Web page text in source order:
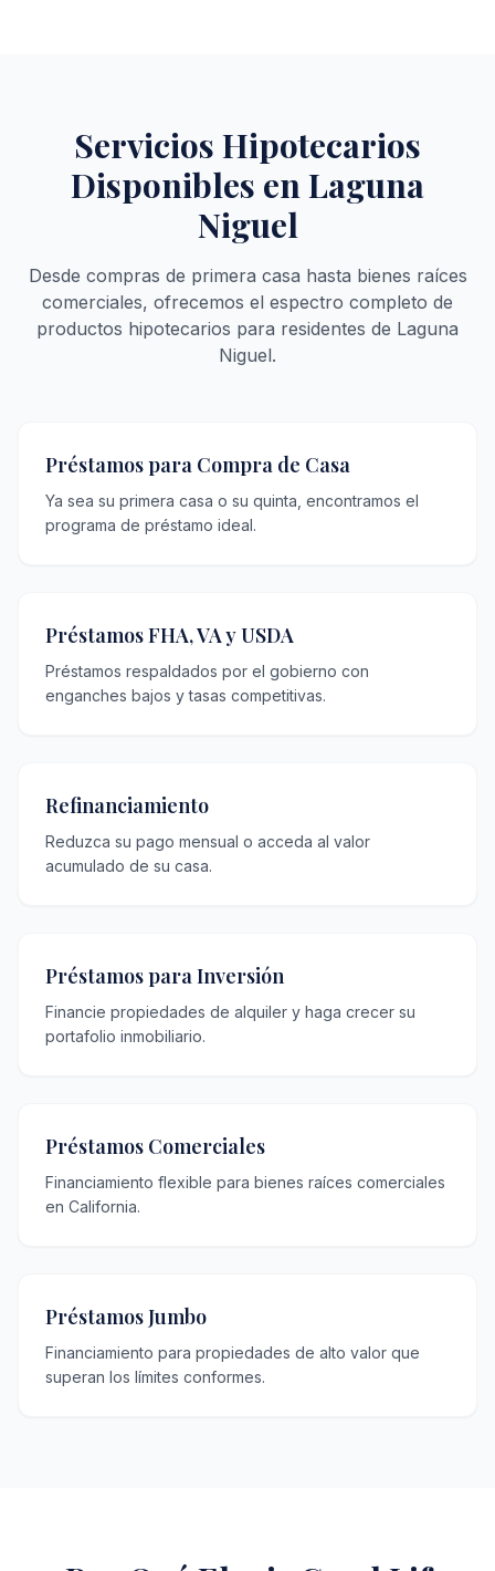
Servicios Hipotecarios
Disponibles en Laguna
Niguel
Desde compras de primera casa hasta bienes raíces
comerciales, ofrecemos el espectro completo de
productos hipotecarios para residentes de Laguna
Niguel.
Préstamos para Compra de Casa
Ya sea su primera casa o su quinta, encontramos el
programa de préstamo ideal.
Préstamos FHA, VA y USDA
Préstamos respaldados por el gobierno con
enganches bajos y tasas competitivas.
Refinanciamiento
Reduzca su pago mensual o acceda al valor
acumulado de su casa.
Préstamos para Inversión
Financie propiedades de alquiler y haga crecer su
portafolio inmobiliario.
Préstamos Comerciales
Financiamiento flexible para bienes raíces comerciales
en California.
Préstamos Jumbo
Financiamiento para propiedades de alto valor que
superan los límites conformes.